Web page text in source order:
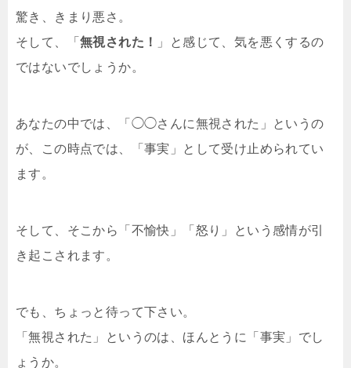
驚き、きまり悪さ。
そして、「 無視された！
」と感じて、気を悪くするの
ではないでしょうか。
あなたの中では、「◯◯さんに無視された」というの
が、この時点では、「事実」として受け止められてい
ます。
そして、そこから「不愉快」「怒り」という感情が引
き起こされます。
でも、ちょっと待って下さい。
「無視された」というのは、ほんとうに「事実」でし
ょうか。